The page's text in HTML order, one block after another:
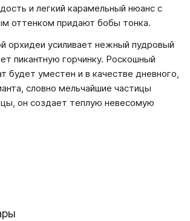
и легкий карамельный нюанс с
оттенком придают бобы тонка.
орхидеи усиливает нежный пудровый
пикантную горчинку. Роскошный
будет уместен и в качестве дневного,
словно мельчайшие частицы
он создает теплую невесомую